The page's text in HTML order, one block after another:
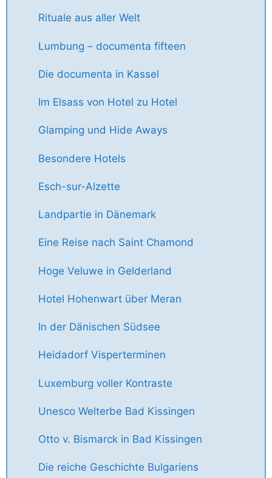
Rituale aus aller Welt
Lumbung – documenta fifteen
Die documenta in Kassel
Im Elsass von Hotel zu Hotel
Glamping und Hide Aways
Besondere Hotels
Esch-sur-Alzette
Landpartie in Dänemark
Eine Reise nach Saint Chamond
Hoge Veluwe in Gelderland
Hotel Hohenwart über Meran
In der Dänischen Südsee
Heidadorf Visperterminen
Luxemburg voller Kontraste
Unesco Welterbe Bad Kissingen
Otto v. Bismarck in Bad Kissingen
Die reiche Geschichte Bulgariens